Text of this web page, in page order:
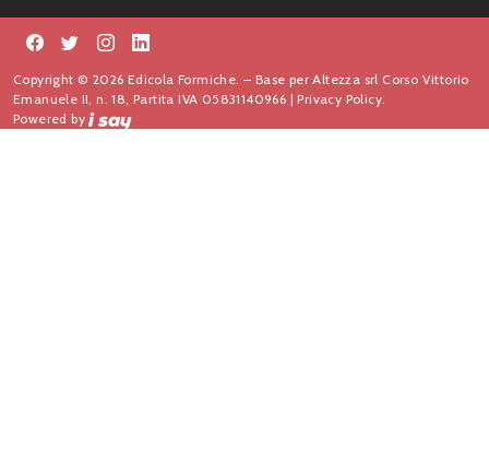
Copyright © 2026 Edicola Formiche. – Base per Altezza srl Corso Vittorio
Emanuele II, n. 18, Partita IVA 05831140966 |Privacy Policy.
Powered by